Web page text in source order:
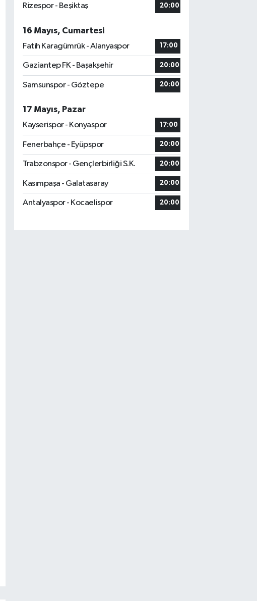
Rizespor - Beşiktaş
20:00
16 Mayıs, Cumartesi
Fatih Karagümrük - Alanyaspor
17:00
Gaziantep FK - Başakşehir 20:00
Samsunspor - Göztepe 20:00
17 Mayıs, Pazar
Kayserispor - Konyaspor
17:00
Fenerbahçe - Eyüpspor 20:00
Trabzonspor - Gençlerbirliği S.K. 20:00
Kasımpaşa - Galatasaray 20:00
Antalyaspor - Kocaelispor 20:00